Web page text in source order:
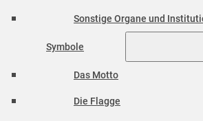
Sonstige Organe und
Symbole
Das Motto
Die Flagge